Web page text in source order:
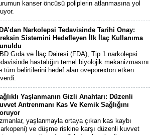
kanser öncüsü poliplerin atlanmasına yol
Narkolepsi Tedavisinde Tarihi Onay:
Sistemini Hedefleyen İlk İlaç Kullanıma
Gıda ve İlaç Dairesi (FDA), Tip 1 narkolepsi
hastalığın temel biyolojik mekanizmasını
tüm belirtilerini hedef alan oveporexton etken
Yaşlanmanın Gizli Anahtarı: Düzenli
Antrenmanı Kas Ve Kemik Sağlığını
yaşlanmayla ortaya çıkan kas kaybı
ve düşme riskine karşı düzenli kuvvet